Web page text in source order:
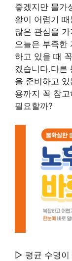
좋겠지만 물가
활이 어렵기
많은 관심을
오늘은 부족한
하고 있을 때
겠습니다.다른
을 준비하고
용까지 꼭 참
필요할까?
▷ 평균 수명이